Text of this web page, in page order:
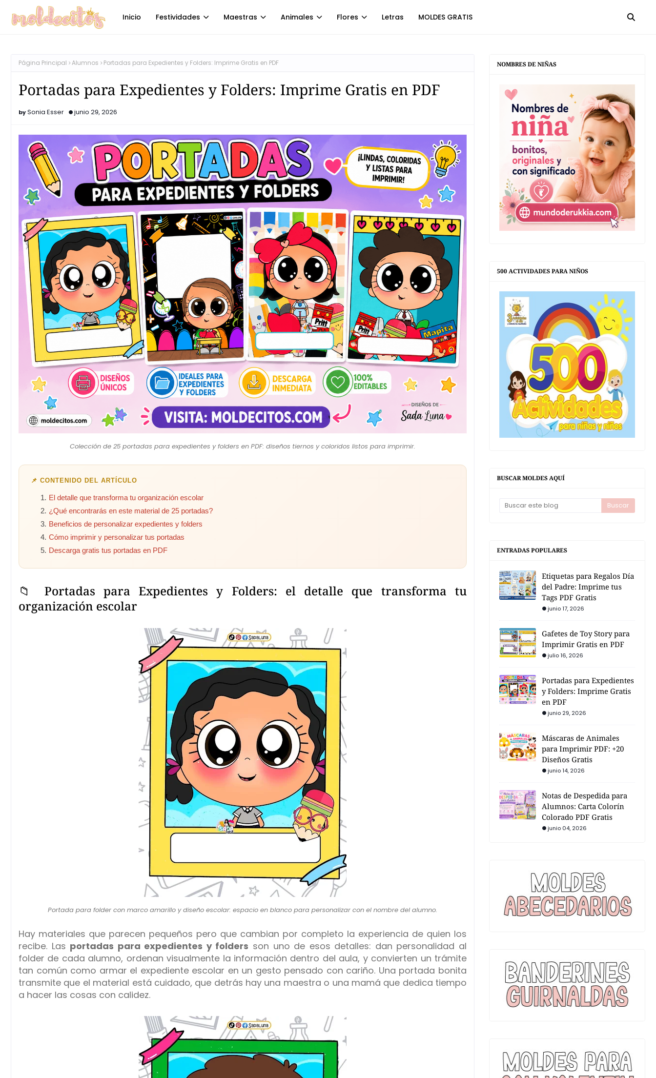
Inicio Festividades Maestras Animales Flores Letras MOLDES GRATIS
Página Principal Alumnos Portadas para Expedientes y Folders: Imprime Gratis en PDF
Portadas para Expedientes y Folders: Imprime Gratis en PDF
Sonia Esser junio 29, 2026
Colección de 25 portadas para expedientes y folders en PDF: diseños tiernos y coloridos listos para imprimir.
📌 CONTENIDO DEL ARTÍCULO
El detalle que transforma tu organización escolar
¿Qué encontrarás en este material de 25 portadas?
Beneficios de personalizar expedientes y folders
Cómo imprimir y personalizar tus portadas
Descarga gratis tus portadas en PDF
📁 Portadas para Expedientes y Folders: el detalle que transforma tu
organización escolar
Portada para folder con marco amarillo y diseño escolar: espacio en blanco para personalizar con el nombre del alumno.
Hay materiales que parecen pequeños pero que cambian por completo la experiencia de quien los
recibe. Las portadas para expedientes y folders son uno de esos detalles: dan personalidad al
folder de cada alumno, ordenan visualmente la información dentro del aula, y convierten un trámite
tan común como armar el expediente escolar en un gesto pensado con cariño. Una portada bonita
transmite que el material está cuidado, que detrás hay una maestra o una mamá que dedica tiempo
a hacer las cosas con calidez.
NOMBRES DE NIÑAS
500 ACTIVIDADES PARA NIÑOS
BUSCAR MOLDES AQUÍ
ENTRADAS POPULARES
Etiquetas para Regalos Día
del Padre: Imprime tus
Tags PDF Gratis
junio 17, 2026
Gafetes de Toy Story para
Imprimir Gratis en PDF
julio 16, 2026
Portadas para Expedientes
y Folders: Imprime Gratis
en PDF
junio 29, 2026
Máscaras de Animales
para Imprimir PDF: +20
Diseños Gratis
junio 14, 2026
Notas de Despedida para
Alumnos: Carta Colorín
Colorado PDF Gratis
junio 04, 2026